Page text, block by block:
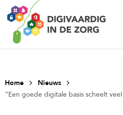
Home
Nieuws
“Een goede digitale basis scheelt